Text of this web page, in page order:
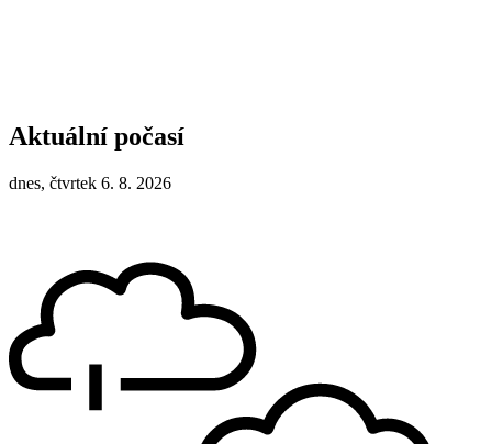
Aktuální počasí
dnes, čtvrtek 6. 8. 2026